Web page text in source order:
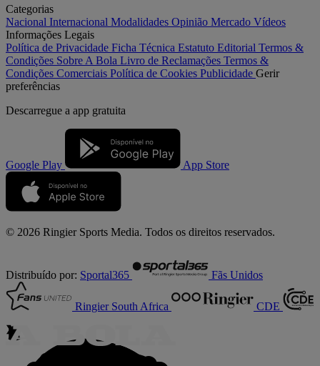
Categorias
Nacional Internacional Modalidades Opinião Mercado Vídeos
Informações Legais
Política de Privacidade Ficha Técnica Estatuto Editorial Termos &
Condições Sobre A Bola Livro de Reclamações Termos &
Condições Comerciais Política de Cookies Publicidade Gerir
preferências
Descarregue a app gratuita
Google Play App Store
© 2026 Ringier Sports Media. Todos os direitos reservados.
Distribuído por: Sportal365 Fãs Unidos
Ringier South Africa CDE